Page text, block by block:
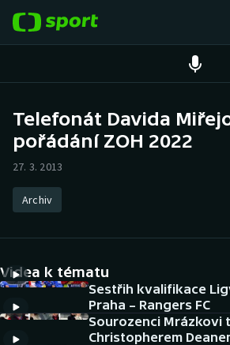
Hokej
Atletika
DALŠÍ SPORTY
Americký fotbal
NEPŘEHLÉDNĚTE
Telefonát Davida
pořádání ZOH 2022
27. 3. 2013
Archiv
Videa k tématu
Sestřih kvalifikace
Praha – Rangers FC
Sourozenci Mrázkovi
Christopherem